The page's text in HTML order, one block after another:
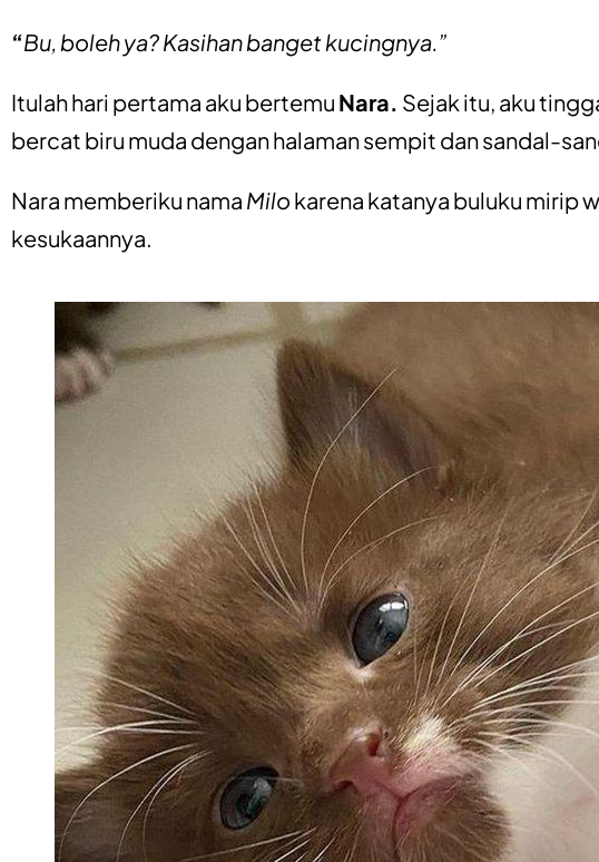
“Bu, boleh ya? Kasihan banget kucingnya.”
Itulah hari pertama aku bertemu Nara. Sejak itu, aku
bercat biru muda dengan halaman sempit dan sandal-
Nara memberiku nama Milo karena katanya buluku mirip
kesukaannya.